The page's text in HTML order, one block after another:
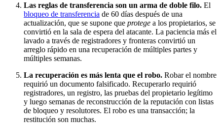
Las reglas de transferencia son un arma de doble filo. El
bloqueo de transferencia de 60 días después de una
actualización, que se supone que protege a los propietarios, se
convirtió en la sala de espera del atacante. La paciencia más el
lavado a través de registradores y fronteras convirtió un
arreglo rápido en una recuperación de múltiples partes y
múltiples semanas.
La recuperación es más lenta que el robo. Robar el nombre
requirió un documento falsificado. Recuperarlo requirió
registradores, un registro, las pruebas del propietario legítimo
y luego semanas de reconstrucción de la reputación con listas
de bloqueo y resolutores. El robo es una transacción; la
restitución son muchas.